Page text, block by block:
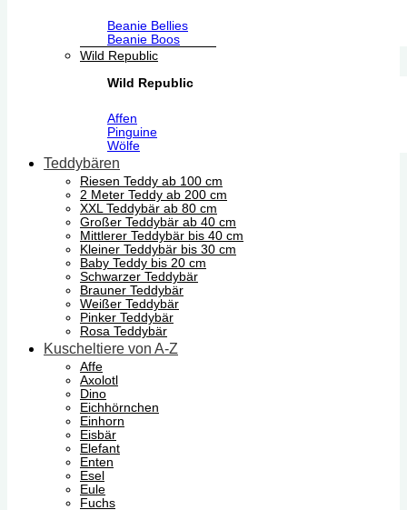
Beanie Bellies
Beanie Boos
Wild Republic
Wild Republic
Affen
Pinguine
Wölfe
Teddybären
Riesen Teddy ab 100 cm
2 Meter Teddy ab 200 cm
XXL Teddybär ab 80 cm
Großer Teddybär ab 40 cm
Mittlerer Teddybär bis 40 cm
Kleiner Teddybär bis 30 cm
Baby Teddy bis 20 cm
Schwarzer Teddybär
Brauner Teddybär
Weißer Teddybär
Pinker Teddybär
Rosa Teddybär
Kuscheltiere von A-Z
Affe
Axolotl
Dino
Eichhörnchen
Einhorn
Eisbär
Elefant
Enten
Esel
Eule
Fuchs